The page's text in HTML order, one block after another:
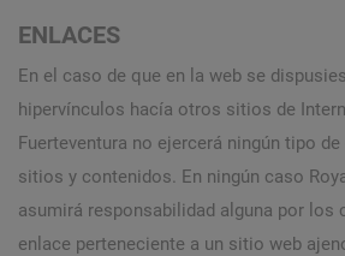
ENLACES
En el caso de que en la web se
hipervínculos hacía otros sitios de
Fuerteventura no ejercerá ningún tipo
sitios y contenidos. En ningún caso
asumirá responsabilidad alguna por los
enlace perteneciente a un sitio web